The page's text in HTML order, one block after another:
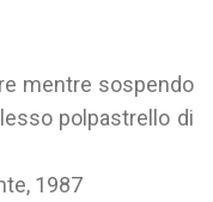
mentre sospendo
polpastrello di
1987